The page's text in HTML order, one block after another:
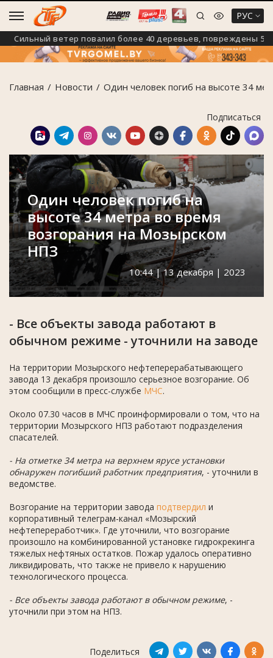
РУС
ветер повалил более 40 деревьев, повреждены 5
Главная Новости Один человек погиб на высоте 34
Подписаться
Один человек погиб на
высоте 34 метра во время
возгорания на Мозырском
НПЗ
10:44 | 13 декабря | 2023
- Все объекты завода работают в
обычном режиме - уточнили на заводе
На территории Мозырского нефтеперерабатывающего
завода 13 декабря произошло серьезное возгорание. Об
этом сообщили в пресс-службе МЧС.
Около 07.30 часов в МЧС проинформировали о том, что на
территории Мозырского НПЗ работают подразделения
спасателей.
- На отметке 34 метра на верхнем ярусе установки
обнаружен погибший работник предприятия, - уточнили в
ведомстве.
Возгорание на территории завода подтвердил и
корпоративный телеграм-канал «Мозырский
нефтепереработчик». Где уточнили, что возгорание
произошло на комбинированной установке гидрокрекинга
тяжелых нефтяных остатков. Пожар удалось оперативно
ликвидировать, что также не привело к нарушению
технологического процесса.
- Все объекты завода работают в обычном режиме, -
уточнили при этом на НПЗ.
Поделиться